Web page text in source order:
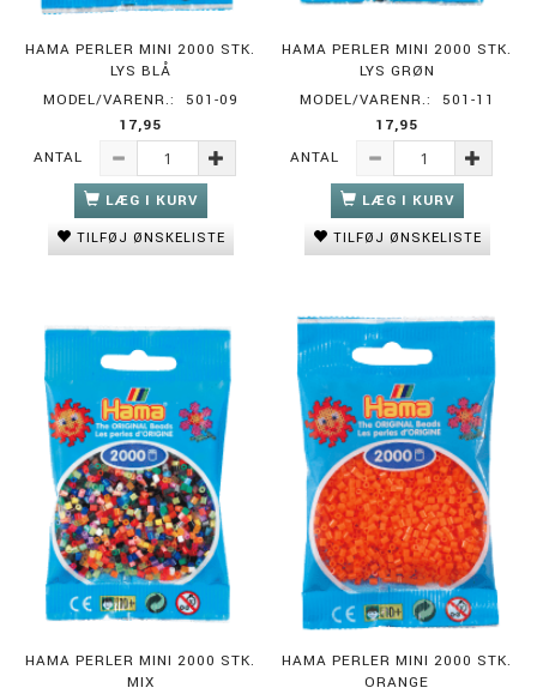
HAMA PERLER MINI 2000 STK.
LYS BLÅ
MODEL/VARENR.:
501-09
17,95
ANTAL
LÆG I KURV
TILFØJ ØNSKELISTE
HAMA PERLER MINI 2000 STK.
LYS GRØN
MODEL/VARENR.:
501-11
17,95
ANTAL
LÆG I KURV
TILFØJ ØNSKELISTE
HAMA PERLER MINI 2000 STK.
MIX
HAMA PERLER MINI 2000 STK.
ORANGE